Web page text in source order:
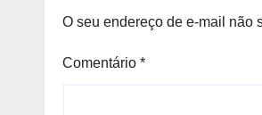
O seu endereço de e-mail não
Comentário *